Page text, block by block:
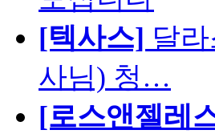
[텍사스] 달
사님) 청…
[로스앤젤레